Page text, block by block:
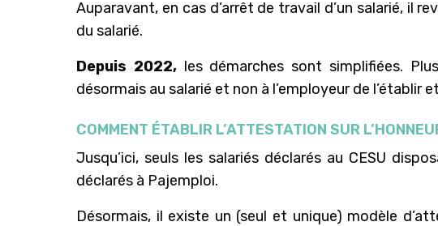
Auparavant, en cas d’arrêt de travail d’un salarié, il
du salarié.
Depuis 2022,les démarches sont simplifiées.
désormais au salarié et non à l’employeur de l’établir
COMMENT ÉTABLIR L’ATTESTATION SUR
Jusqu’ici, seuls les salariés déclarés au CESU
déclarés à Pajemploi.
Désormais, il existe un (seul et unique) modèle